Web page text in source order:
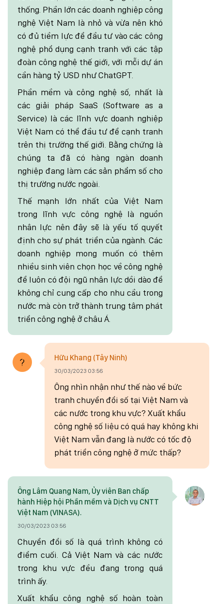
thống. Phần lớn các doanh nghiệp công
nghệ Việt Nam là nhỏ và vừa nên khó
có đủ tiềm lực để đầu tư vào các công
nghệ phổ dụng cạnh tranh với các tập
đoàn công nghệ thế giới, với mỗi dự án
cần hàng tỷ USD như ChatGPT.
Phần mềm và công nghệ số, nhất là
các giải pháp SaaS (Software as a
Service) là các lĩnh vực doanh nghiệp
Việt Nam có thể đầu tư để cạnh tranh
trên thị trường thế giới. Bằng chứng là
chúng ta đã có hàng ngàn doanh
nghiệp đang làm các sản phẩm số cho
thị trường nước ngoài.
Thế mạnh lớn nhất của Việt Nam
trong lĩnh vực công nghệ là nguồn
nhân lực nên đây sẽ là yếu tố quyết
định cho sự phát triển của ngành. Các
doanh nghiệp mong muốn có thêm
nhiều sinh viên chọn học về công nghệ
để luôn có đội ngũ nhân lực dồi dào để
không chỉ cung cấp cho nhu cầu trong
nước mà còn trở thành trung tâm phát
triển công nghệ ở châu Á.
Hữu Khang (Tây Ninh)
30/03/2023 03:56
Ông nhìn nhận như thế nào về bức
tranh chuyển đổi số tại Việt Nam và
các nước trong khu vực? Xuất khẩu
công nghệ số liệu có quá hay không khi
Việt Nam vẫn đang là nước có tốc độ
phát triển công nghệ ở mức thấp?
Ông Lâm Quang Nam, Ủy viên Ban chấp
hành Hiệp hội Phần mềm và Dịch vụ CNTT
Việt Nam (VINASA).
30/03/2023 03:56
Chuyển đổi số là quá trình không có
điểm cuối. Cả Việt Nam và các nước
trong khu vực đều đang trong quá
trình ấy.
Xuất khẩu công nghệ số hoàn toàn